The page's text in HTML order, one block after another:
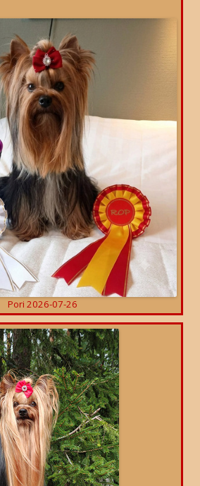
Pori 2026-07-26